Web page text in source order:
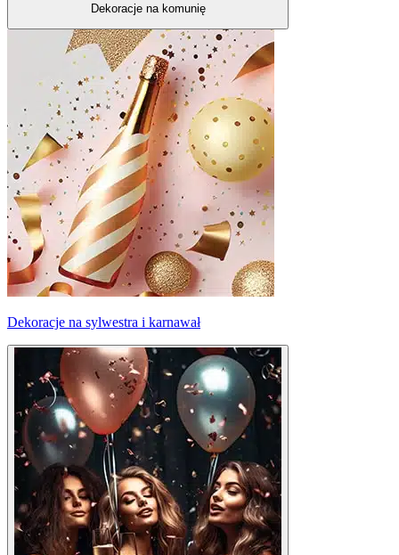
Dekoracje na komunię
Dekoracje na sylwestra i karnawał